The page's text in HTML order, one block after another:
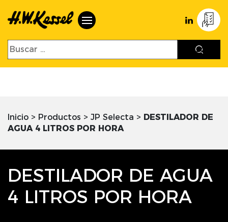
Inicio > Productos > JP Selecta > DESTILADOR DE
AGUA 4 LITROS POR HORA
DESTILADOR DE AGUA
4 LITROS POR HORA